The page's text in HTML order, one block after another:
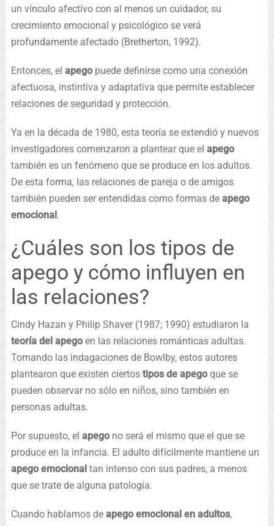
un vínculo afectivo con al menos un cuidador, su
crecimiento emocional y psicológico se verá
profundamente afectado (Bretherton, 1992).
Entonces, el apego puede definirse como una conexión
afectuosa, instintiva y adaptativa que permite establecer
relaciones de seguridad y protección.
Ya en la década de 1980, esta teoría se extendió y nuevos
investigadores comenzaron a plantear que el apego
también es un fenómeno que se produce en los adultos.
De esta forma, las relaciones de pareja o de amigos
también pueden ser entendidas como formas de apego
emocional .
¿Cuáles son los tipos de
apego y cómo influyen en
las relaciones?
Cindy Hazan y Philip Shaver (1987; 1990) estudiaron la
teoría del apegoen las relaciones románticas adultas.
Tomando las indagaciones de Bowlby, estos autores
plantearon que existen ciertos tipos de apegoque se
pueden observar no sólo en niños, sino también en
personas adultas.
Por supuesto, el apego no será el mismo que el que se
produce en la infancia. El adulto difícilmente mantiene un
apego emocional tan intenso con sus padres, a menos
que se trate de alguna patología.
Cuando hablamos de apego emocional en adultos,